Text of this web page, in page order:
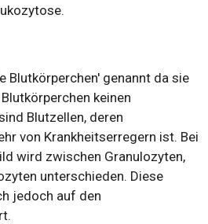
Blutkörperchen' genannt da sie
keinen
Blutzellen, deren
von Krankheitserregern ist. Bei
wird zwischen Granulozyten,
unterschieden. Diese
jedoch auf den